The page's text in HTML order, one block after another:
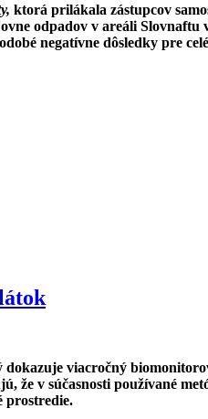
ktorá prilákala zástupcov
odpadov v areáli Slovnaftu
negatívne dôsledky pre
viacročný
že v súčasnosti používané
prostredie.